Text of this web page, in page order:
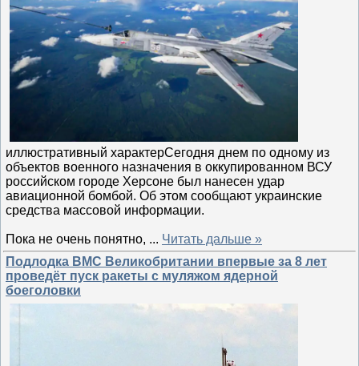
иллюстративный характерСегодня днем по одному из
объектов военного назначения в оккупированном ВСУ
российском городе Херсоне был нанесен удар
авиационной бомбой. Об этом сообщают украинские
средства массовой информации.
Пока не очень понятно, ... Читать дальше »
Подлодка ВМС Великобритании впервые за 8 лет
проведёт пуск ракеты с муляжом ядерной
боеголовки